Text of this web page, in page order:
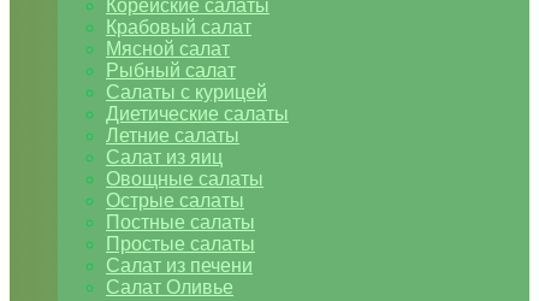
Корейские салаты
Крабовый салат
Мясной салат
Рыбный салат
Салаты с курицей
Диетические салаты
Летние салаты
Салат из яиц
Овощные салаты
Острые салаты
Постные салаты
Простые салаты
Салат из печени
Салат Оливье